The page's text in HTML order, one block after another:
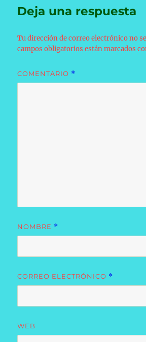
Deja una respuesta
Tu dirección de correo electrónico no
campos obligatorios están marcados
COMENTARIO *
NOMBRE *
CORREO ELECTRÓNICO *
WEB